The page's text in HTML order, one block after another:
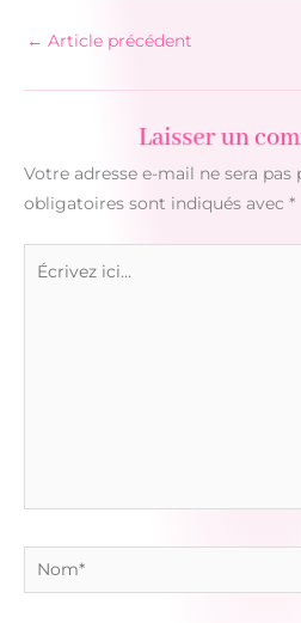
← Article précédent
Laisser un
Votre adresse e-mail ne sera pas
obligatoires sont indiqués avec *
Nom*